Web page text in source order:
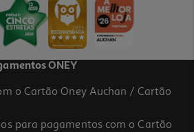
ONEY
o Cartão Oney Auchan / Cartão
para pagamentos com o Cartão